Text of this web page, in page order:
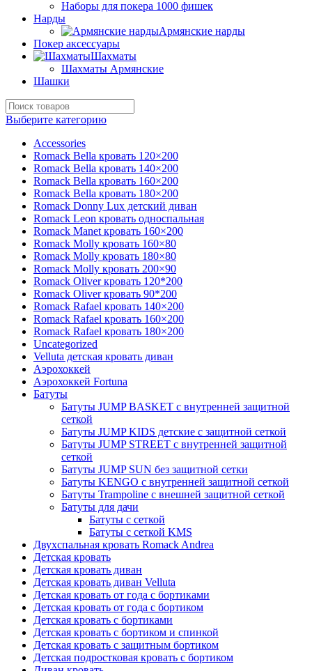
Наборы для покера 1000 фишек
Нарды
Армянские нарды
Покер аксессуары
Шахматы
Шахматы Армянские
Шашки
Выберите категорию
Accessories
Romack Bella кровать 120×200
Romack Bella кровать 140×200
Romack Bella кровать 160×200
Romack Bella кровать 180×200
Romack Donny Lux детский диван
Romack Leon кровать односпальная
Romack Manet кровать 160×200
Romack Molly кровать 160×80
Romack Molly кровать 180×80
Romack Molly кровать 200×90
Romack Oliver кровать 120*200
Romack Oliver кровать 90*200
Romack Rafael кровать 140×200
Romack Rafael кровать 160×200
Romack Rafael кровать 180×200
Uncategorized
Velluta детская кровать диван
Аэрохоккей
Аэрохоккей Fortuna
Батуты
Батуты JUMP BASKET с внутренней защитной
сеткой
Батуты JUMP KIDS детские с защитной сеткой
Батуты JUMP STREET с внутренней защитной
сеткой
Батуты JUMP SUN без защитной сетки
Батуты KENGO с внутренней защитной сеткой
Батуты Trampoline с внешней защитной сеткой
Батуты для дачи
Батуты с сеткой
Батуты с сеткой KMS
Двухспальная кровать Romack Andrea
Детская кровать
Детская кровать диван
Детская кровать диван Velluta
Детская кровать от года с бортиками
Детская кровать от года с бортиком
Детская кровать с бортиками
Детская кровать с бортиком и спинкой
Детская кровать с защитным бортиком
Детская подростковая кровать с бортиком